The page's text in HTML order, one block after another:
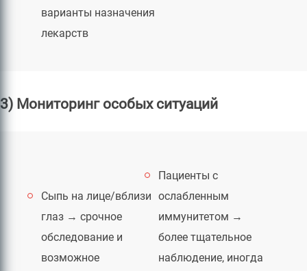
варианты назначения
лекарств
3) Мониторинг особых ситуаций
Сыпь на лице/вблизи
глаз → срочное
обследование и
возможное
Пациенты с
ослабленным
иммунитетом →
более тщательное
наблюдение, иногда